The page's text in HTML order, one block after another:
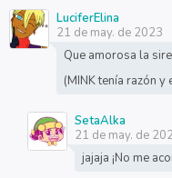
LuciferElina
21 de may. de 2023
Que amorosa la
(MINK tenía razón y
SetaAlka
21 de may. de
jajaja ¡No me